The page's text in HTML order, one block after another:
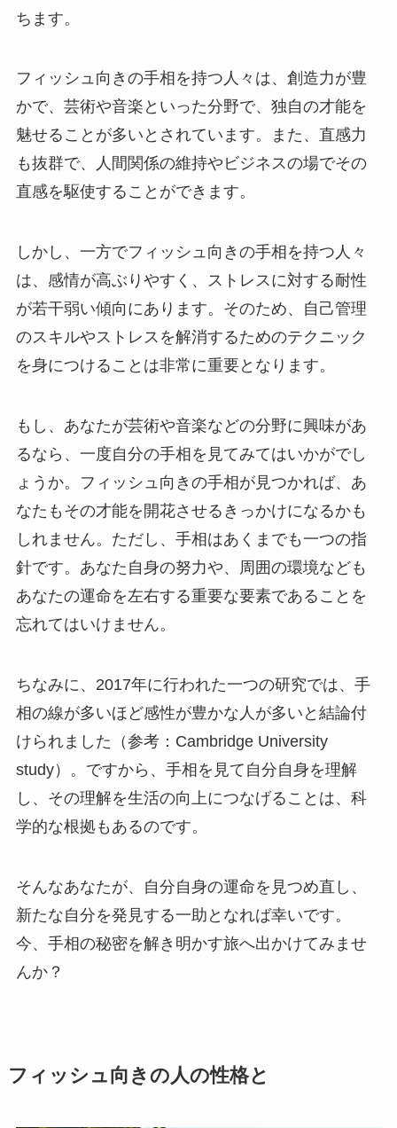
ちます。
フィッシュ向きの手相を持つ人々は、創造力が豊
かで、芸術や音楽といった分野で、独自の才能を
魅せることが多いとされています。また、直感力
も抜群で、人間関係の維持やビジネスの場でその
直感を駆使することができます。
しかし、一方でフィッシュ向きの手相を持つ人々
は、感情が高ぶりやすく、ストレスに対する耐性
が若干弱い傾向にあります。そのため、自己管理
のスキルやストレスを解消するためのテクニック
を身につけることは非常に重要となります。
もし、あなたが芸術や音楽などの分野に興味があ
るなら、一度自分の手相を見てみてはいかがでし
ょうか。フィッシュ向きの手相が見つかれば、あ
なたもその才能を開花させるきっかけになるかも
しれません。ただし、手相はあくまでも一つの指
針です。あなた自身の努力や、周囲の環境なども
あなたの運命を左右する重要な要素であることを
忘れてはいけません。
ちなみに、2017年に行われた一つの研究では、手
相の線が多いほど感性が豊かな人が多いと結論付
けられました（参考：Cambridge University
study）。ですから、手相を見て自分自身を理解
し、その理解を生活の向上につなげることは、科
学的な根拠もあるのです。
そんなあなたが、自分自身の運命を見つめ直し、
新たな自分を発見する一助となれば幸いです。
今、手相の秘密を解き明かす旅へ出かけてみませ
んか？
フィッシュ向きの人の性格と